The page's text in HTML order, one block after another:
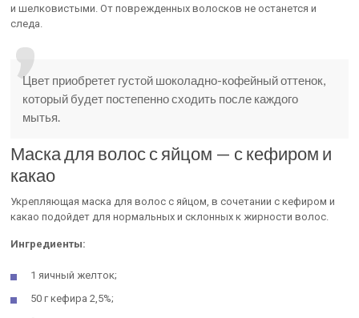
и шелковистыми. От поврежденных волосков не останется и
следа.
Цвет приобретет густой шоколадно-кофейный оттенок,
который будет постепенно сходить после каждого
мытья.
Маска для волос с яйцом — с кефиром и
какао
Укрепляющая маска для волос с яйцом, в сочетании с кефиром и
какао подойдет для нормальных и склонных к жирности волос.
Ингредиенты:
1 яичный желток;
50 г кефира 2,5%;